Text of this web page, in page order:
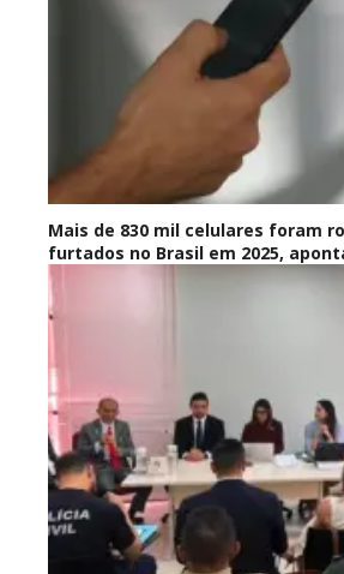
Mais de 830 mil celulares foram
furtados no Brasil em 2025,